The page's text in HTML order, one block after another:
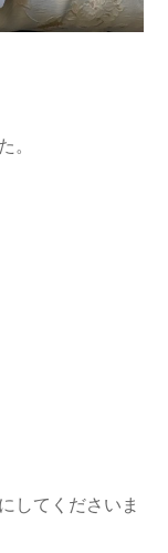
。
してくださいま